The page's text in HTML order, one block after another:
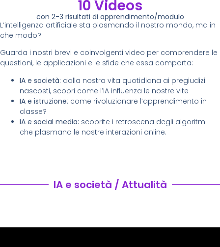
con 2-3 risultati di apprendimento/modulo
10 Videos
L’intelligenza artificiale sta plasmando il nostro mondo, ma in
che modo?
Guarda i nostri brevi e coinvolgenti video per comprendere le
questioni, le applicazioni e le sfide che essa comporta:
IA e società: dalla nostra vita quotidiana ai pregiudizi
nascosti, scopri come l’IA influenza le nostre vite
IA e istruzione: come rivoluzionare l’apprendimento in
classe?
IA e social media: scoprite i retroscena degli algoritmi
che plasmano le nostre interazioni online.
IA e società / Attualità